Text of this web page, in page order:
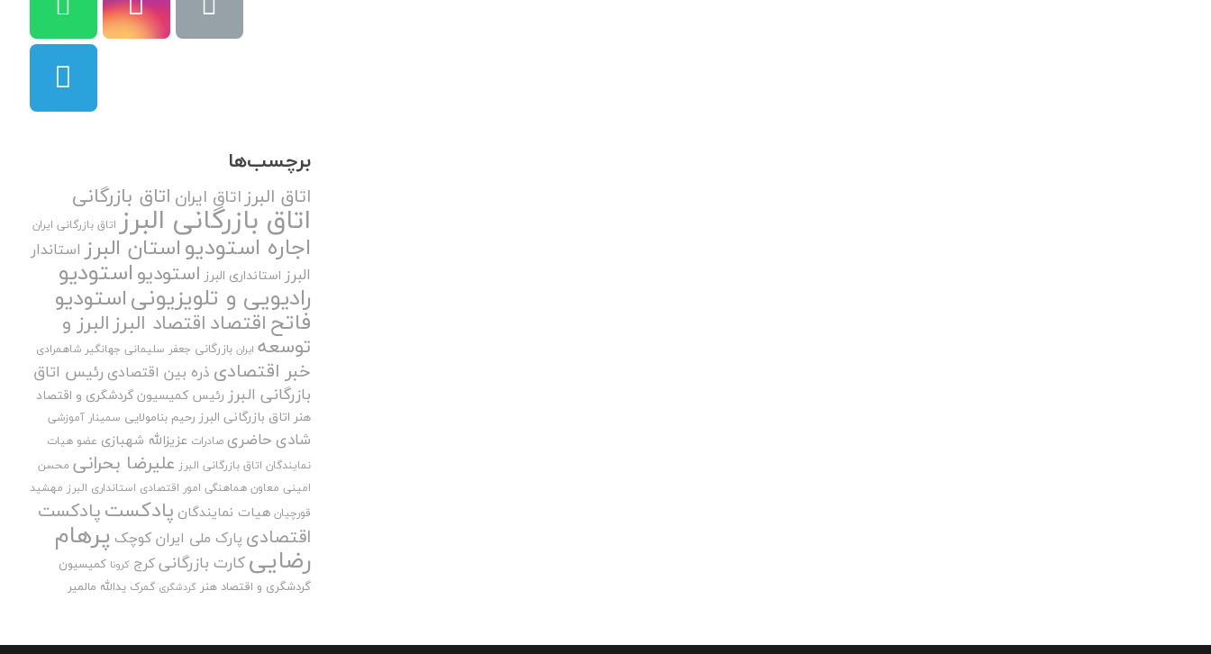
برچسب‌ها
اتاق البرزاتاق ایران اتاق بازرگانی
اتاق بازرگانی البرز اتاق بازرگانی ایران
اجاره استودیواستان البرز استاندار
البرز استانداری البرز استودیواستودیو
رادیویی و تلویزیونیاستودیو
فاتحاقتصاداقتصاد البرزالبرز و
توسعه ایران بازرگانی جعفر سلیمانی جهانگیر شاهمرادی
خبر اقتصادی ذره بین اقتصادی رئیس اتاق
بازرگانی البرز رئیس کمیسیون گردشگری و اقتصاد
هنر اتاق بازرگانی البرز رحیم بنامولایی سمینار آموزشی
شادی حاضری صادرات عزیزالله شهبازی عضو هیات
نمایندگان اتاق بازرگانی البرز علیرضا بحرانی محسن
امینی معاون هماهنگی امور اقتصادی استانداری البرز مهشید
قورچیان هیات نمایندگان پادکستپادکست
اقتصادی پارک ملی ایران کوچک پرهام
رضاییکارت بازرگانیکرج کرونا کمیسیون
گردشگری و اقتصاد هنر گردشگری گمرک یدالله مالمیر